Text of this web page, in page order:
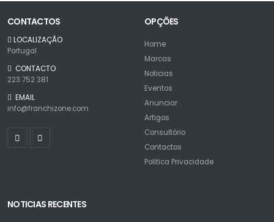
CONTACTOS
LOCALIZAÇÃO
Portugal
CONTACTO
223 752 381
EMAIL
info@franchizone.com
OPÇÕES
Home
Marcas
Noticias
Eventos
Anunciar
Artigos
Consultório
Contactos
Politica Privacidade
NOTICIAS RECENTES